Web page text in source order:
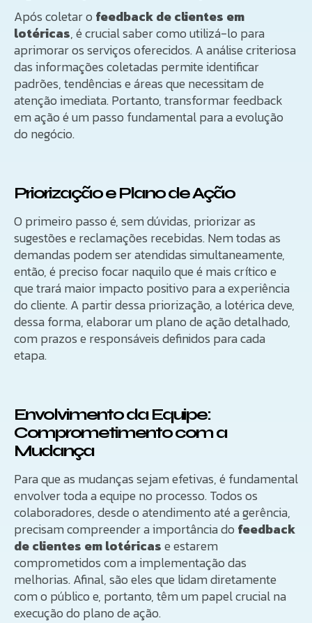
Após coletar o feedback de clientes em
lotéricas, é crucial saber como utilizá-lo para
aprimorar os serviços oferecidos. A análise criteriosa
das informações coletadas permite identificar
padrões, tendências e áreas que necessitam de
atenção imediata. Portanto, transformar feedback
em ação é um passo fundamental para a evolução
do negócio.
Priorização e Plano de Ação
O primeiro passo é, sem dúvidas, priorizar as
sugestões e reclamações recebidas. Nem todas as
demandas podem ser atendidas simultaneamente,
então, é preciso focar naquilo que é mais crítico e
que trará maior impacto positivo para a experiência
do cliente. A partir dessa priorização, a lotérica deve,
dessa forma, elaborar um plano de ação detalhado,
com prazos e responsáveis definidos para cada
etapa.
Envolvimento da Equipe:
Comprometimento com a
Mudança
Para que as mudanças sejam efetivas, é fundamental
envolver toda a equipe no processo. Todos os
colaboradores, desde o atendimento até a gerência,
precisam compreender a importância do feedback
de clientes em lotéricase estarem
comprometidos com a implementação das
melhorias. Afinal, são eles que lidam diretamente
com o público e, portanto, têm um papel crucial na
execução do plano de ação.